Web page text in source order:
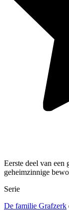
Eerste deel van een
geheimzinnige
Serie
De familie Grafzerk